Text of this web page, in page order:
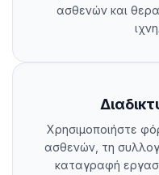
ασθενών και
Χρησιμοποιήστε
ασθενών, τη
καταγραφή